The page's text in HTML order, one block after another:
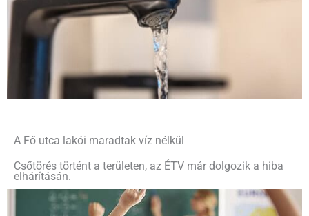
A Fő utca lakói maradtak víz nélkül
Csőtörés történt a területen, az ÉTV már dolgozik a hiba
elhárításán.